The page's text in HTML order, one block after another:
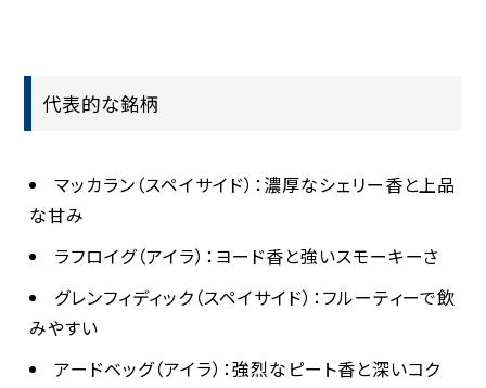
代表的な銘柄
マッカラン （スペイサイド）：濃厚なシェリー香と上品
な甘み
ラフロイグ（アイラ）：ヨード香と強いスモーキーさ
グレンフィディック （スペイサイド）：フルーティーで飲
みやすい
アードベッグ（アイラ）：強烈なピート香と深いコク